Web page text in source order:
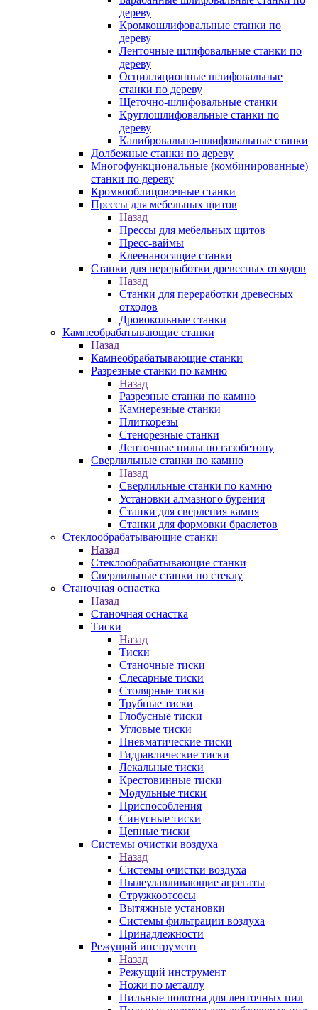
дереву
Кромкошлифовальные станки по
дереву
Ленточные шлифовальные станки по
дереву
Осцилляционные шлифовальные
станки по дереву
Щеточно-шлифовальные станки
Круглошлифовальные станки по
дереву
Калибровально-шлифовальные станки
Долбежные станки по дереву
Многофункциональные (комбинированные)
станки по дереву
Кромкооблицовочные станки
Прессы для мебельных щитов
Назад
Прессы для мебельных щитов
Пресс-ваймы
Клеенаносящие станки
Станки для переработки древесных отходов
Назад
Станки для переработки древесных
отходов
Дровокольные станки
Камнеобрабатывающие станки
Назад
Камнеобрабатывающие станки
Разрезные станки по камню
Назад
Разрезные станки по камню
Камнерезные станки
Плиткорезы
Стенорезные станки
Ленточные пилы по газобетону
Сверлильные станки по камню
Назад
Сверлильные станки по камню
Установки алмазного бурения
Станки для сверления камня
Станки для формовки браслетов
Стеклообрабатывающие станки
Назад
Стеклообрабатывающие станки
Сверлильные станки по стеклу
Станочная оснастка
Назад
Станочная оснастка
Тиски
Назад
Тиски
Станочные тиски
Слесарные тиски
Столярные тиски
Трубные тиски
Глобусные тиски
Угловые тиски
Пневматические тиски
Гидравлические тиски
Лекальные тиски
Крестовинные тиски
Модульные тиски
Приспособления
Синусные тиски
Цепные тиски
Системы очистки воздуха
Назад
Системы очистки воздуха
Пылеулавливающие агрегаты
Стружкоотсосы
Вытяжные установки
Системы фильтрации воздуха
Принадлежности
Режущий инструмент
Назад
Режущий инструмент
Ножи по металлу
Пильные полотна для ленточных пил